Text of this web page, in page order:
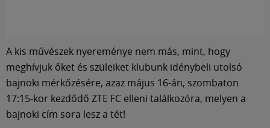
A kis művészek nyereménye nem más, mint, hogy
meghívjuk őket és szüleiket klubunk idénybeli utolsó
bajnoki mérkőzésére, azaz május 16-án, szombaton
17:15-kor kezdődő ZTE FC elleni találkozóra, melyen a
bajnoki cím sora lesz a tét!